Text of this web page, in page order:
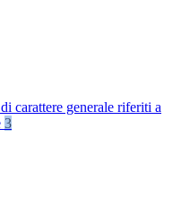
carattere generale riferiti a
3